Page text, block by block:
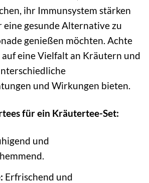
ihr Immunsystem stärken
gesunde Alternative zu
genießen möchten. Achte
eine Vielfalt an Kräutern und
und Wirkungen bieten.
für ein Kräutertee-Set:
und
Erfrischend und